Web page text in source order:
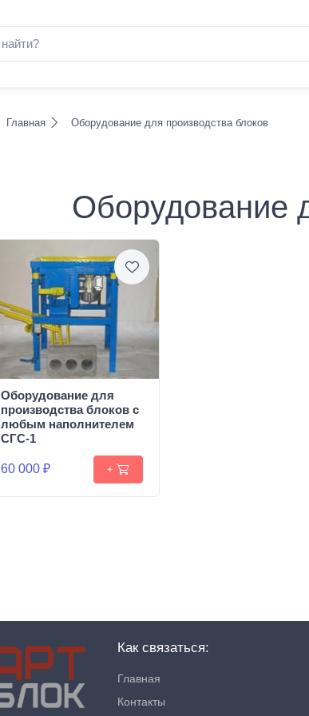
Главная Оборудование для производства блоков
Оборудование
Оборудование для
производства блоков c
любым наполнителем
СГС-1
60 000 ₽ +
Как связаться:
Главная
Контакты